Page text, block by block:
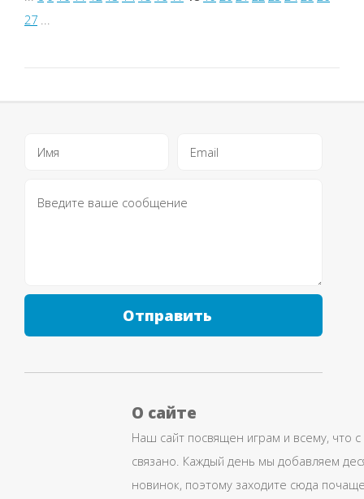
нужных
27
Отправить
О сайте
Наш сайт посвящен играм и всему, что
связано. Каждый день мы добавляем
новинок, поэтому заходите сюда